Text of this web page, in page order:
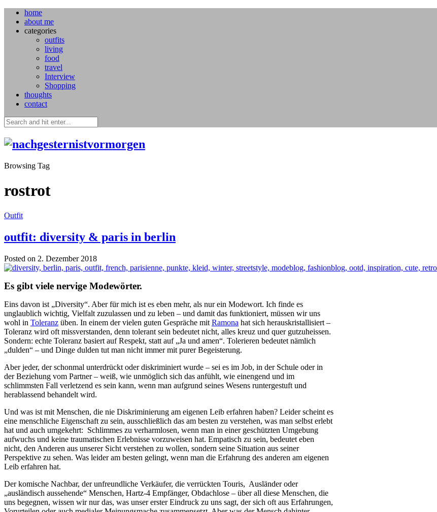
home
about me
categories
outfits
living
food
travel
Interview
Shopping
thoughts
contact
Browsing Tag
rostrot
Outfit
outfit: diversity & paris in berlin
Posted on 2. Dezember 2018
Es gibt viele nervige Modewörter.
Eins davon ist „Diversity“. Aber für mich ist es eben mehr, als nur ein Modewort. Ich finde es
unglaublich wichtig, Vielfalt zuzulassen und zu leben – und damit das funktioniert, müssen wir uns
wohl in Toleranz üben. In einem der vielen guten Gespräche mit Ramona hat sich herauskristallisiert –
Toleranz wird oft missverstanden, denn tolerant sein bedeutet nicht, alles kreuz und quer gutzuheissen.
Sondern: echte Toleranz basiert auf Respekt, statt auf „Ja und amen“. Tolerieren bedeutet nämlich
„dulden“ – und Dinge dulden tut man nicht immer mit purer Begeisterung.
Aber jeder, der schonmal unterdrückt oder diskriminiert wurde – sei es im Job, in der Schule oder in
der Beziehung vom Partner – weiß, wie unmöglich sich das anfühlt, wie einengend und im
schlimmsten Fall verletzend es sein kann, wenn man aufgrund seines Wesens runtergestuft und
herablassend behandelt wird.
Und was ist mit Menschen, die nie Diskriminierung am eigenen Leib erfahren haben? Leider scheint es
eine menschliche Eigenschaft zu sein, ausschließlich das am besten zu verstehen, was man selbst erlebt
hat und auch umgekehrt: Schlimmes zu verharmlosen, wenn man in einer geschützten Umgebung
aufwuchs und keine traumatischen Erlebnisse vorzuweisen hat. Empatisch zu sein, bedeutet eben
nicht, den Anderen aus unserer Sicht verstehen zu wollen, sondern seine Situation aus seiner
Perspektive zu sehen. Was leider am besten gelingt, wenn man die Erfahrung des anderen am eigenen
Leib erfahren hat.
Der komische Nachbar, der unfreundliche Verkäufer, die verrückten Touris, Ausländer oder
„ausländisch aussehende“ Menschen, Hartz-4 Empfänger, Obdachlose – über all diese Menschen, die
uns begegnen, wissen wir nur das, was unser erster Eindruck zu uns sagt, der sich oft aus Erfahrungen,